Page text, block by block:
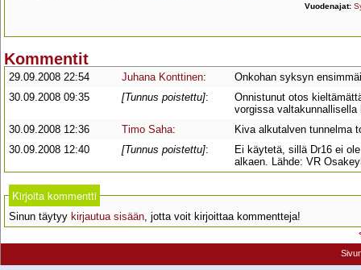
Vuodenajat:
Kommentit
29.09.2008 22:54 Juhana Konttinen:
Onkohan syksyn
30.09.2008 09:35
[Tunnus poistettu]:
Onnistunut otos
vorgissa
30.09.2008 12:36
Timo Saha:
Kiva alkutalven tunnelma
30.09.2008 12:40
[Tunnus poistettu]:
Ei käytetä, sillä Dr16 ei
alkaen. Lähde: VR
Kirjoita kommentti
Sinun täytyy kirjautua sisään, jotta voit kirjoittaa kommentteja!